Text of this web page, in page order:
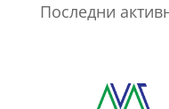
Последни